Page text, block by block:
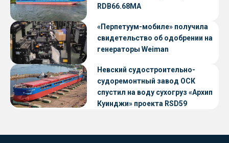
RDB66.68МА
«Перпетуум-мобиле» получила
свидетельство об одобрении на
генераторы Weiman
Невский судостроительно-
судоремонтный завод ОСК
спустил на воду сухогруз «Архип
Куинджи» проекта RSD59